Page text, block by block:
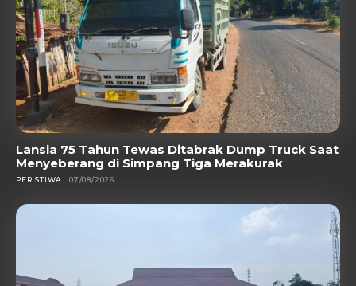
Lansia 75 Tahun Tewas Ditabrak Dump Truck Saat
Menyeberang di Simpang Tiga Merakurak
PERISTIWA 07/08/2026